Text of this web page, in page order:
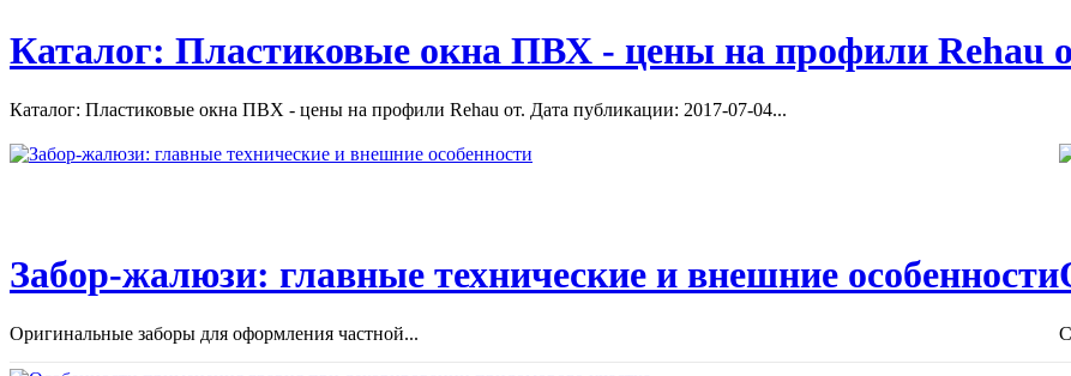
Каталог: Пластиковые окна ПВХ - цены на профили Rehau
Каталог: Пластиковые окна ПВХ - цены на профили Rehau от. Дата публикации: 2017-07-04...
Забор-жалюзи: главные технические и внешние особенности
Оригинальные заборы для оформления частной...